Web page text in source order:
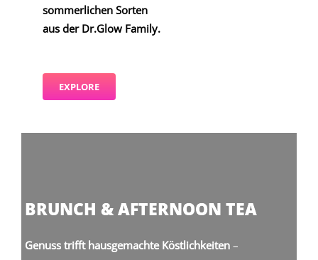
sommerlichen Sorten
aus der Dr.Glow Family.
EXPLORE
BRUNCH &AFTERNOON TEA
Genuss trifft hausgemachte Köstlichkeiten–